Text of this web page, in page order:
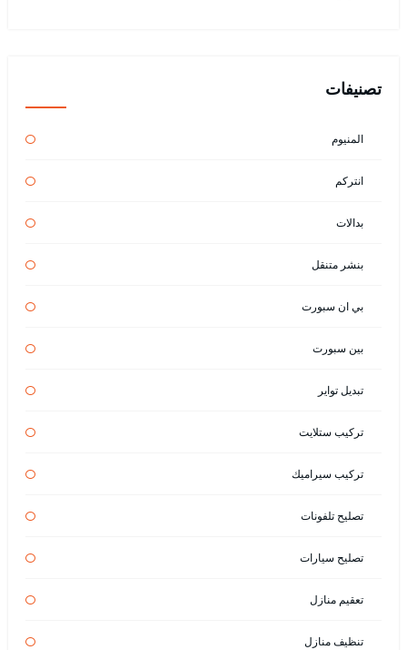
تصنيفات
المنيوم
انتركم
بدالات
بنشر متنقل
بي ان سبورت
بين سبورت
تبديل تواير
تركيب ستلايت
تركيب سيراميك
تصليح تلفونات
تصليح سيارات
تعقيم منازل
تنظيف منازل